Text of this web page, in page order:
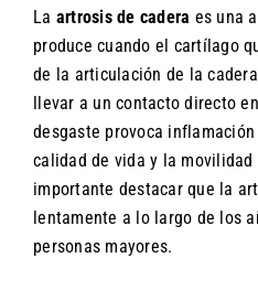
La artrosis de cadera es una
produce cuando el cartílago
de la articulación de la
llevar a un contacto directo
desgaste provoca
calidad de vida y la movilidad
importante destacar que la
lentamente a lo largo de los
personas mayores.